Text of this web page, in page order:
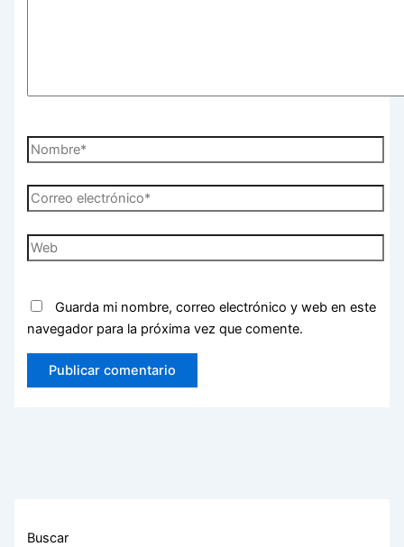
Nombre*
Correo
electrónico*
Web
Guarda mi nombre, correo electrónico y web en este
navegador para la próxima vez que comente.
Buscar